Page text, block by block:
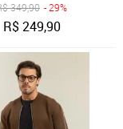
349,90 - 29%
R$249,90